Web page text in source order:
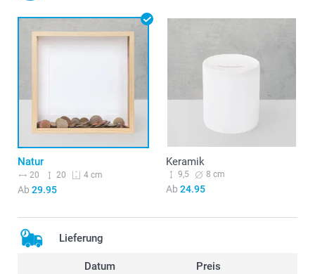
Natur
20 20 4 cm
Ab 29.95
Keramik
9,5 8 cm
Ab 24.95
Lieferung
Datum Preis